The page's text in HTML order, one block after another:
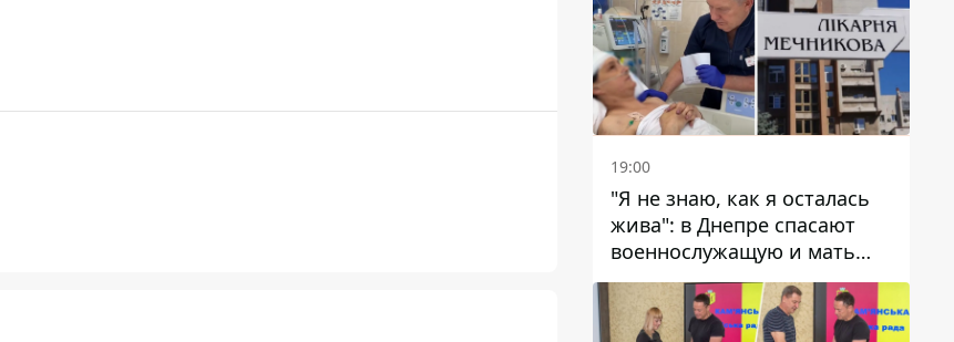
19:00
"Я не знаю, как я осталась
жива": в Днепре спасают
военнослужащую и мать
четверых детей, которую
ранил КАБ